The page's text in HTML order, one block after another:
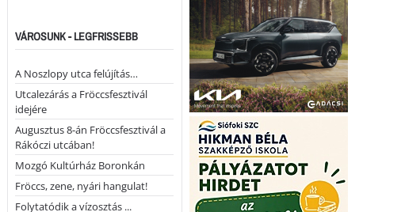
VÁROSUNK - LEGFRISSEBB
A Noszlopy utca felújítás…
Utcalezárás a Fröccsfesztivál
idejére
Augusztus 8-án Fröccsfesztivál a
Rákóczi utcában!
Mozgó Kultúrház Boronkán
Fröccs, zene, nyári hangulat!
Folytatódik a vízosztás ...